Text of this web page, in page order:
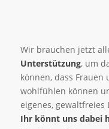
Wir brauchen jetzt
Unterstützung, um
können, dass
wohlfühlen können
eigenes, gewaltfreies
Ihr könnt uns dabei